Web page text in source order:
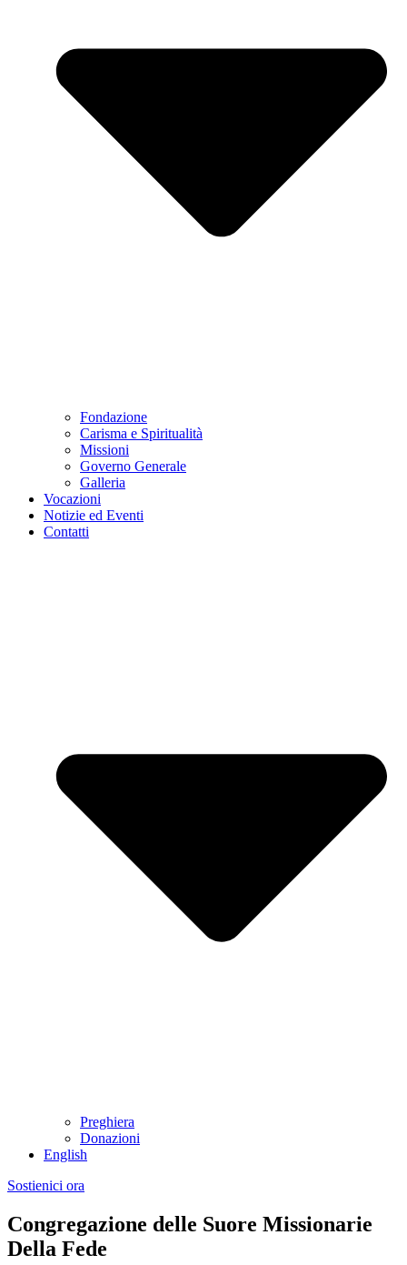
Fondazione
Carisma e Spiritualità
Missioni
Governo Generale
Galleria
Vocazioni
Notizie ed Eventi
Contatti
Preghiera
Donazioni
English
Sostienici ora
Congregazione delle Suore Missionarie
Della Fede